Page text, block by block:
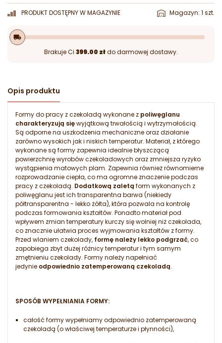
PRODUKT DOSTĘPNY W MAGAZYNIE Magazyn: 1 szt.
local_shipping
Brakuje Ci 399.00 złdo darmowej dostawy.
Opis produktu
Formy do pracy z czekoladą wykonane z poliwęglanu
charakteryzują sięwyjątkową trwałością i wytrzymałością.
Są odporne na uszkodzenia mechaniczne oraz działanie
zarówno wysokich jak i niskich temperatur. Materiał, z którego
wykonane są formy zapewnia idealnie błyszczącą
powierzchnię wyrobów czekoladowych oraz zmniejsza ryzyko
wystąpienia matowych plam. Zapewnia również równomierne
rozprowadzanie ciepła, co ma ogromne znaczenie podczas
pracy z czekoladą. Dodatkową zaletą form wykonanych z
poliwęglanu jest ich transparentna barwa (niekiedy
półtransparentna - lekko żółta), która pozwala na kontrolę
podczas formowania kształtów. Ponadto materiał pod
wpływem zmian temperatury kurczy się wolniej niż czekolada,
co znacznie ułatwia proces wyjmowania kształtów z formy.
Przed wlaniem czekolady, formę należy lekko podgrzać, co
zapobiega zbyt dużej różnicy temperatur i tym samym
zmętnieniu czekolady. Formy należy napełniać
jedynie odpowiednio zatemperowaną czekoladą.
SPOSÓB WYPEŁNIANIA FORMY:
całość formy wypełniamy odpowiednio zatemperowaną
czekoladą (o właściwej temperaturze i płynności),